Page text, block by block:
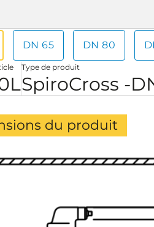
DN 65 DN 80
Type de produit
SpiroCross -
du produit